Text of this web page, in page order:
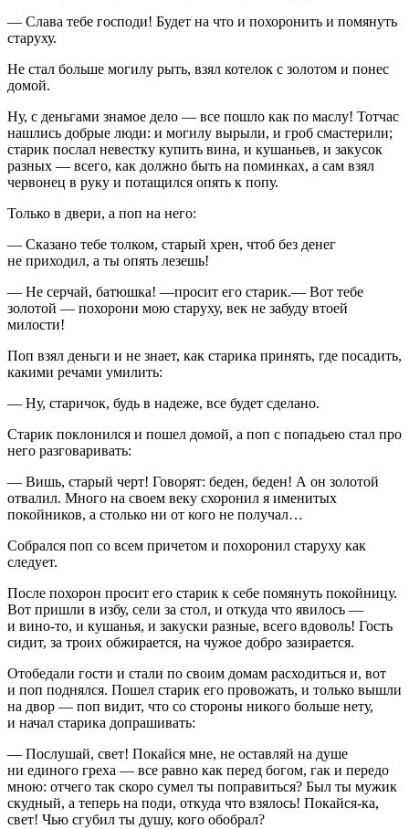
— Слава тебе господи! Будет на что и похоронить и помянуть
старуху.
Не стал больше могилу рыть, взял котелок с золотом и понес
домой.
Ну, с деньгами знамое дело — все пошло как по маслу! Тотчас
нашлись добрые люди: и могилу вырыли, и гроб смастерили;
старик послал невестку купить вина, и кушаньев, и закусок
разных — всего, как должно быть на поминках, а сам взял
червонец в руку и потащился опять к попу.
Только в двери, а поп на него:
— Сказано тебе толком, старый хрен, чтоб без денег
не приходил, а ты опять лезешь!
— Не серчай, батюшка! —просит его старик.— Вот тебе
золотой — похорони мою старуху, век не забуду втоей
милости!
Поп взял деньги и не знает, как старика принять, где посадить,
какими речами умилить:
— Ну, старичок, будь в надеже, все будет сделано.
Старик поклонился и пошел домой, а поп с попадьею стал про
него разговаривать:
— Вишь, старый черт! Говорят: беден, беден! А он золотой
отвалил. Много на своем веку схоронил я именитых
покойников, а столько ни от кого не получал…
Собрался поп со всем причетом и похоронил старуху как
следует.
После похорон просит его старик к себе помянуть покойницу.
Вот пришли в избу, сели за стол, и откуда что явилось —
и вино-то, и кушанья, и закуски разные, всего вдоволь! Гость
сидит, за троих обжирается, на чужое добро зазирается.
Отобедали гости и стали по своим домам расходиться и, вот
и поп поднялся. Пошел старик его провожать, и только вышли
на двор — поп видит, что со стороны никого больше нету,
и начал старика допрашивать:
— Послушай, свет! Покайся мне, не оставляй на душе
ни единого греха — все равно как перед богом, гак и передо
мною: отчего так скоро сумел ты поправиться? Был ты мужик
скудный, а теперь на поди, откуда что взялось! Покайся-ка,
свет! Чью сгубил ты душу, кого обобрал?